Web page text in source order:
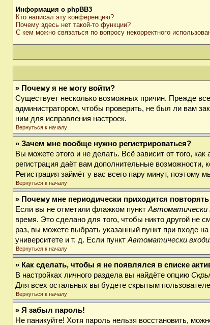
Информация о phpBB3
Кто написал эту конференцию?
Почему здесь нет такой-то функции?
С кем можно связаться по вопросу некорректного
» Почему я не могу войти?
Существует несколько возможных причин. Прежде
администратором, чтобы проверить, не был ли вам
ним для исправления настроек.
Вернуться к началу
» Зачем мне вообще нужно регистрироваться?
Вы можете этого и не делать. Всё зависит от того,
регистрация даёт вам дополнительные
Регистрация займёт у вас всего пару минут, поэтому
Вернуться к началу
» Почему мне периодически приходится
Если вы не отметили флажком пункт Автоматически
время. Это сделано для того, чтобы никто другой не
раз, вы можете выбрать указанный пункт при входе
университете и т. д. Если пункт Автоматически
Вернуться к началу
» Как сделать, чтобы я не появлялся в списке
В настройках личного раздела вы найдёте опцию
Для всех остальных вы будете скрытым
Вернуться к началу
» Я забыл пароль!
Не паникуйте! Хотя пароль нельзя восстановить,